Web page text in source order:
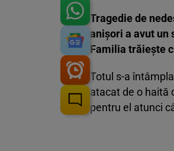
Tragedie de
anișori a avut un
Familia trăiește
Totul s-a
atacat de o haită
pentru el atunci